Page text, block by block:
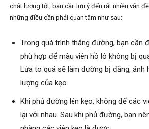
chất lượng tốt, bạn cần lưu ý đến rất nhiều vấn
những điều cần phải quan tâm như sau:
Trong quá trình thắng đường, bạn cần
phù hợp để màu viên hồ lô không bị
Lửa to quá sẽ làm đường bị đắng, ảnh
lượng của kẹo.
Khi phủ đường lên kẹo, không để các
lại với nhau. Sau khi phủ đường, bạn